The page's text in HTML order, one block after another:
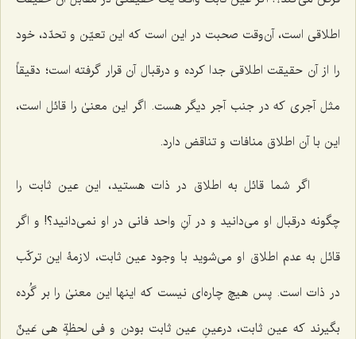
اطلاقی است، آن‌وقت صحبت در این است که این تعیّن و تحدّد، خود
را از آن حقیقت اطلاقی جدا کرده و درقبال آن قرار گرفته است؛ دقیقاً
مثل آجری که در جنب آجر دیگر هست. اگر این معنیٰ را قائل است،
این با آن اطلاق منافات و تناقض دارد.
اگر شما قائل به اطلاق در ذات هستید، این عین ثابت را
چگونه درقبال او می‌دانید و در آنِ واحد فانی در او نمی‌دانید؟! و اگر
قائل به عدم اطلاق او می‌شوید با وجود عین ثابت، لازمۀ این ترکّب
در ذات است. پس هیچ چاره‌ای نیست که اینها این معنیٰ را بر گُرده
بگیرند که عین ثابت، درعینِ عین ثابت بودن و فی لحظةٍ هی عَینٌ